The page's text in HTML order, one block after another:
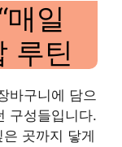
일
루틴
바구니에 담으
구성들입니다.
곳까지 닿게